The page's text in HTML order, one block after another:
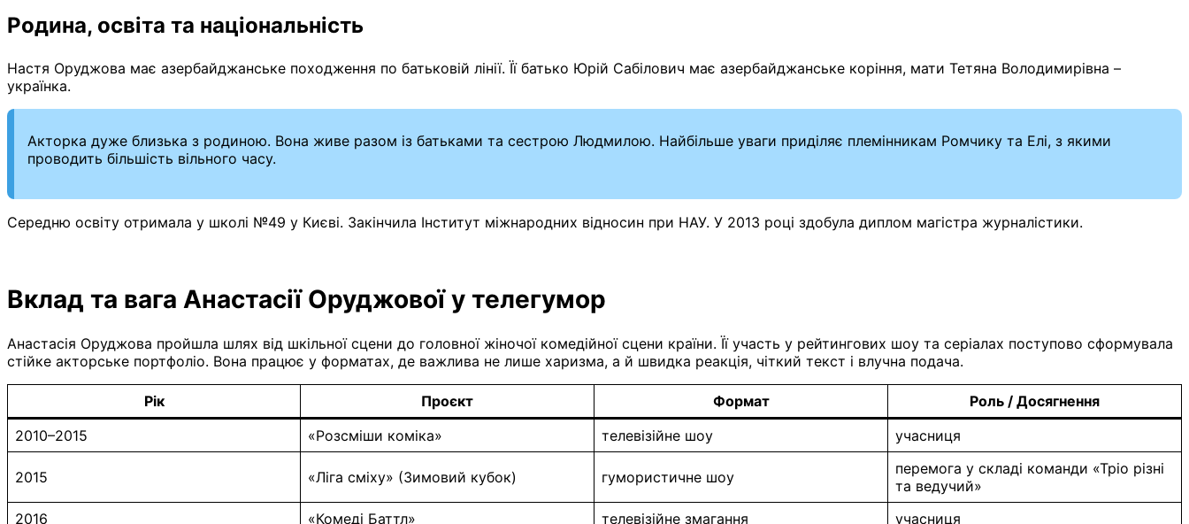
Родина, освіта та національність
Настя Оруджова має азербайджанське походження по батьковій лінії. Її батько Юрій Сабілович має азербайджанське коріння, мати Тетяна Володимирівна –
українка.
Акторка дуже близька з родиною. Вона живе разом із батьками та сестрою Людмилою. Найбільше уваги приділяє племінникам Ромчику та Елі, з якими
проводить більшість вільного часу.
Середню освіту отримала у школі №49 у Києві. Закінчила Інститут міжнародних відносин при НАУ. У 2013 році здобула диплом магістра журналістики.
Вклад та вага Анастасії Оруджової у телегумор
Анастасія Оруджова пройшла шлях від шкільної сцени до головної жіночої комедійної сцени країни. Її участь у рейтингових шоу та серіалах поступово сформувала
стійке акторське портфоліо. Вона працює у форматах, де важлива не лише харизма, а й швидка реакція, чіткий текст і влучна подача.
Рік Проєкт Формат
Роль / Досягнення
2010–2015
«Розсміши коміка» телевізійне шоу учасниця
2015 «Ліга сміху» (Зимовий кубок) гумористичне шоу
перемога у складі команди «Тріо різні
та ведучий»
2016
«Комеді Баттл» телевізійне змагання
учасниця